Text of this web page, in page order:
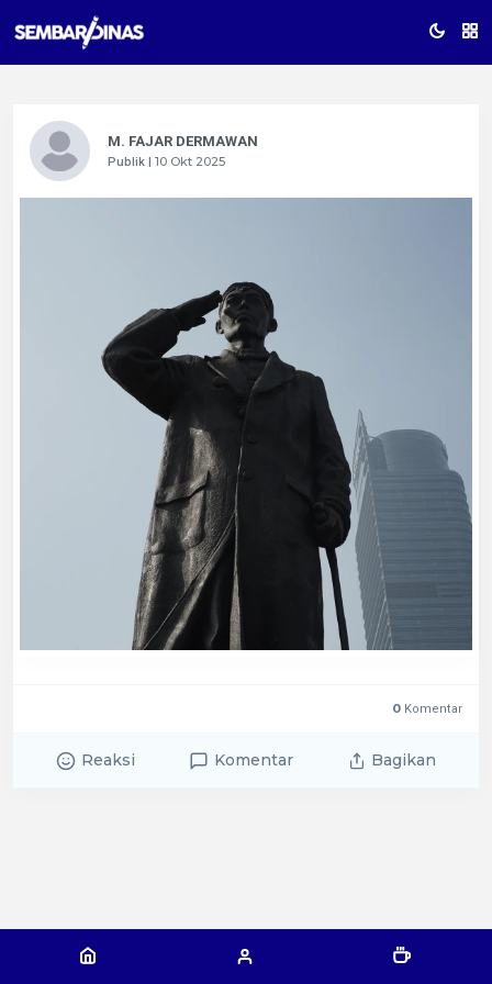
M. FAJAR DERMAWAN
Publik | 10 Okt 2025
0 Komentar
Reaksi Komentar Bagikan